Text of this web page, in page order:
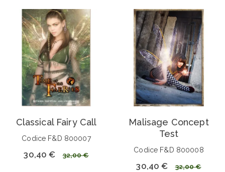
Classical Fairy Call
Codice F&D 800007
30,40 € 32,00 €
Malisage Concept
Test
Codice F&D 800008
30,40 € 32,00 €